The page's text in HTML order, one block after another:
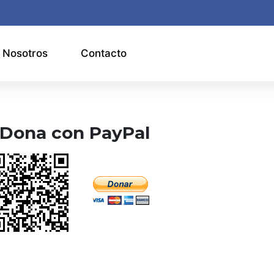
Nosotros Contacto
Dona con PayPal